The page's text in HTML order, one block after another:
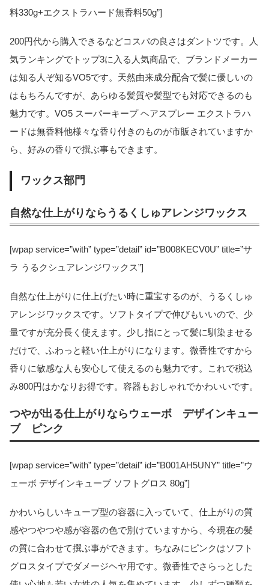
料330g+エクストラハード無香料50g”]
200円代から購入できるなどコスパの良さはダントツです。人
気ランキングでトップ3に入る人気商品で、ブランドメーカー
は知る人ぞ知るVO5です。天然由来成分配合で髪に優しいの
はもちろんですが、あらゆる髪質や髪型でも対応できるのも
魅力です。VO5 スーパーキープ ヘアスプレー エクストラハ
ードは無香料他様々な香り付きのものが市販されていますか
ら、好みの香りで撰ぶ事もできます。
ワックス部門
自然な仕上がりならうるくしゅアレンジワックス
[wpap service=”with” type=”detail” id=”B008KECV0U” title=”サ
ラ うるクシュアレンジワックス”]
自然な仕上がりに仕上げたい時に重宝するのが、うるくしゅ
アレンジワックスです。ソフトタイプで伸びもいいので、少
量ですが充分長く使えます。少し指にとって髪に馴染ませる
だけで、ふわっと軽い仕上がりになります。微香性ですから
香りに敏感な人も安心して使えるのも魅力です。これで税込
み800円はかなりお得です。容器もおしゃれでかわいいです。
つやが出る仕上がりならウェーボ デザインキュー
ブ ピンク
[wpap service=”with” type=”detail” id=”B001AH5UNY” title=”ウ
ェーボ デザインキューブ ソフトグロス 80g”]
かわいらしいキューブ型の容器に入っていて、仕上がりの質
感やつやつや感が容器の色で別けていますから、今現在の髪
の質に合わせて撰ぶ事ができます。ちなみにピンクはソフト
グロスタイプでダメージヘヤ用です。微香性でさらっとした